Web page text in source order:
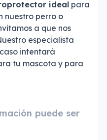
ideal para
nuestro perro o
a que nos
especialista
intentará
tu mascota y para
puede ser